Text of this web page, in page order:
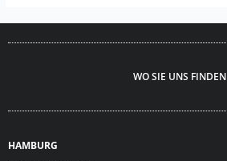
WO SIE UNS FINDEN
HAMBURG